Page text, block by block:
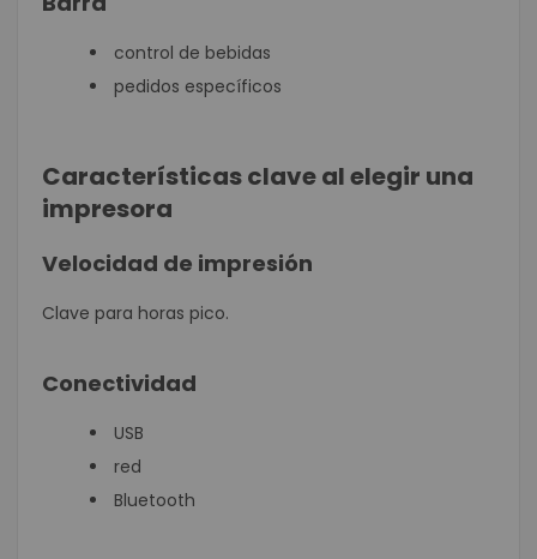
control de bebidas
pedidos específicos
Características clave al elegir una
impresora
Velocidad de impresión
Clave para horas pico.
Conectividad
USB
red
Bluetooth